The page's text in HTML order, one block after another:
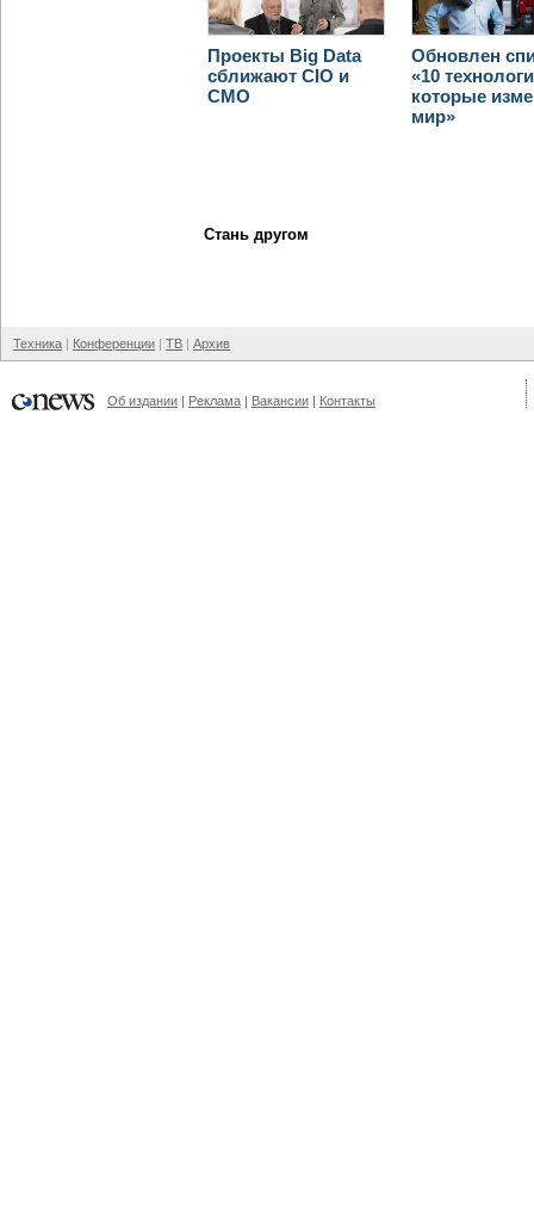
Проекты Big Data
сближают CIO и
CMO
Обновлен
«10
которые
мир»
Стань другом
Техника Конференции ТВ Архив
Об издании Реклама Вакансии Контакты